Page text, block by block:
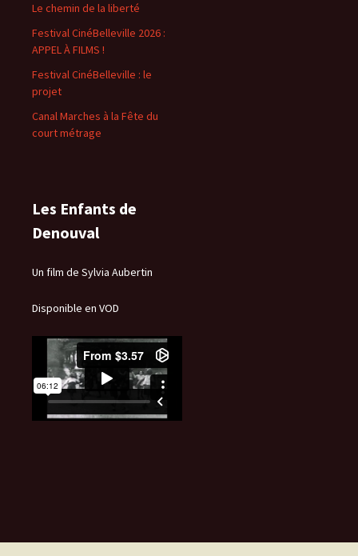
Le chemin de la liberté
Festival CinéBelleville 2026 :
APPEL À FILMS !
Festival CinéBelleville : le
projet
Canal Marches à la Fête du
court métrage
Les Enfants de
Denouval
Un film de Sylvia Aubertin
Disponible en VOD